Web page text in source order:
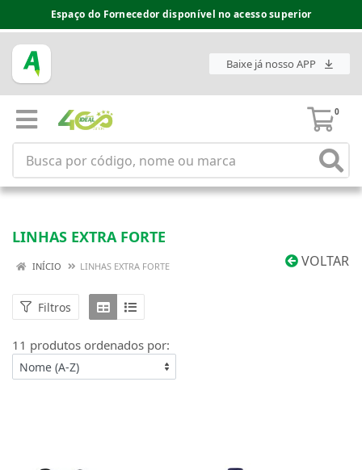
Espaço do Fornecedor disponível no acesso superior
Baixe já nosso APP
0
LINHAS EXTRA FORTE
VOLTAR
INÍCIO LINHAS EXTRA FORTE
Filtros
11 produtos ordenados por: